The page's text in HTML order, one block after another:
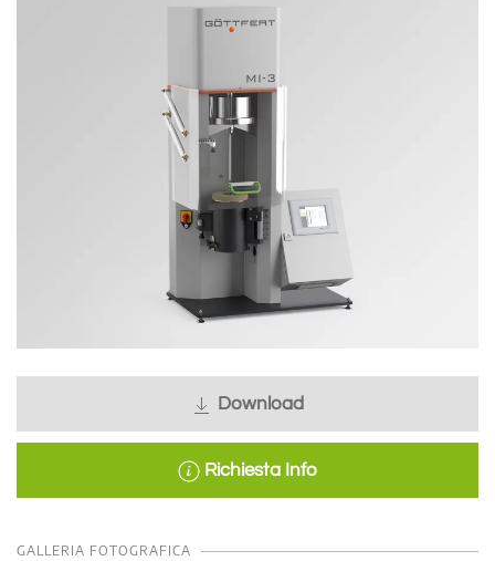
Download
Richiesta Info
GALLERIA FOTOGRAFICA